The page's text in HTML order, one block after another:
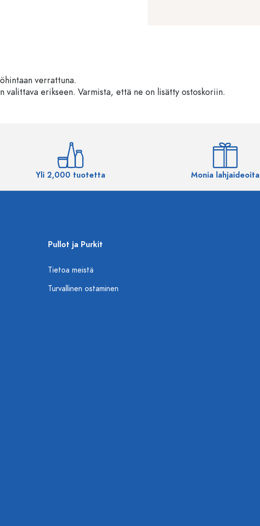
verrattuna.
valittava erikseen. Varmista, että ne on lisätty ostoskoriin.
Yli 2,000 tuotetta Monia lahjaideoita
Pullot ja Purkit
Tietoa meistä
Turvallinen ostaminen